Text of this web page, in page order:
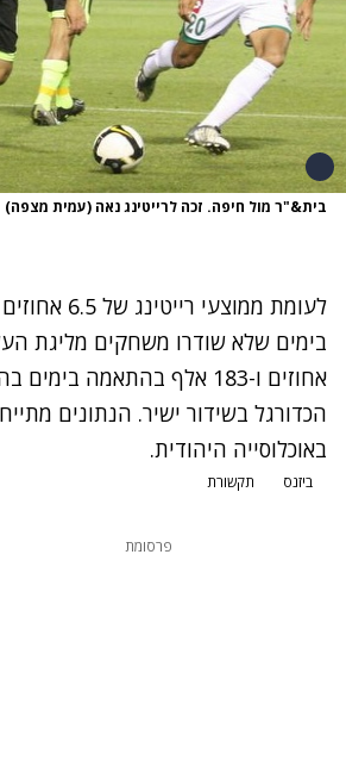
בית&"ר מול חיפה. זכה לרייטינג נאה (עמית מצפה)
אחוזים ו-183 אלף בהתאמה
הכדורגל בשידור ישיר. הנתונים
באוכלוסייה היהודית.
ביזנס תקשורת
פרסומת